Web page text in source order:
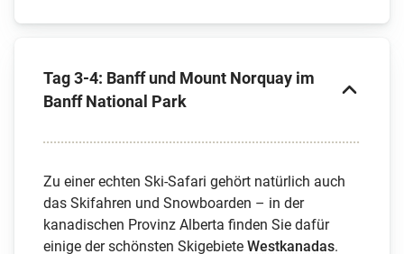
Tag 3-4: Banff und Mount Norquay im
Banff National Park
Zu einer echten Ski-Safari gehört natürlich auch
das Skifahren und Snowboarden – in der
kanadischen Provinz Alberta finden Sie dafür
einige der schönsten Skigebiete Westkanadas.